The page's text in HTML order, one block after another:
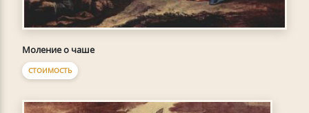
Моление о чаше
СТОИМОСТЬ